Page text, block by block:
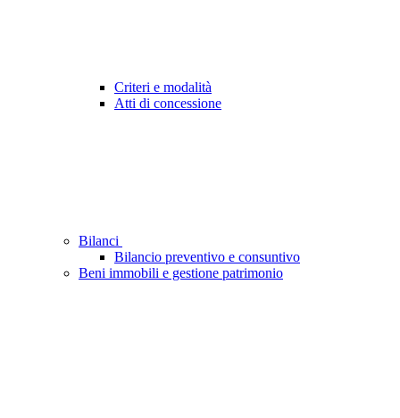
Criteri e modalità
Atti di concessione
Bilanci
Bilancio preventivo e consuntivo
Beni immobili e gestione patrimonio